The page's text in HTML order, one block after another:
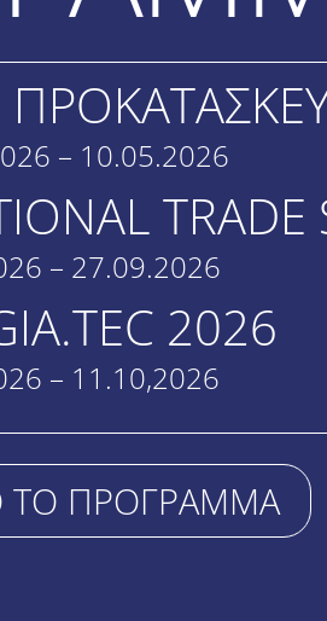
– 10.05.2026
TRADE
– 27.09.2026
2026
– 11.10,2026
ΤΟ ΠΡΟΓΡΑΜΜΑ